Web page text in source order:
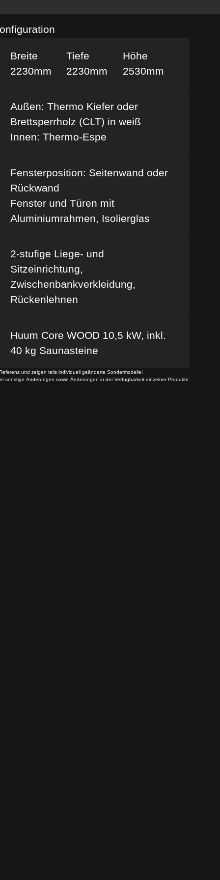
Breite
2230mm
Tiefe
2230mm
Höhe
2530mm
Außen: Thermo Kiefer oder
Brettsperrholz (CLT) in weiß
Innen: Thermo-Espe
Fensterposition: Seitenwand oder
Rückwand
Fenster und Türen mit
Aluminiumrahmen, Isolierglas
2-stufige Liege- und
Sitzeinrichtung,
Zwischenbankverkleidung,
Rückenlehnen
Huum Core WOOD 10,5 kW, inkl.
40 kg Saunasteine
und zeigen teils individuell geänderte Sondermodelle!
sonstige Änderungen sowie Änderungen in der Verfügbarkeit einzelner Produkte